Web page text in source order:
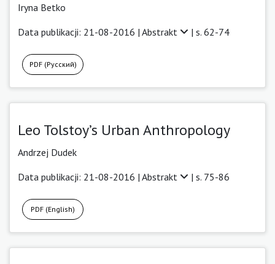
Iryna Betko
Data publikacji: 21-08-2016 | Abstrakt | s. 62-74
PDF (Русский)
Leo Tolstoy’s Urban Anthropology
Andrzej Dudek
Data publikacji: 21-08-2016 | Abstrakt | s. 75-86
PDF (English)